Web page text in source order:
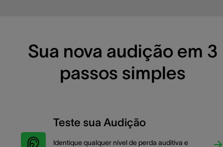
Sua nova audição em 3
passos simples
Teste sua Audição
Identique qualquer nível de perda auditiva e